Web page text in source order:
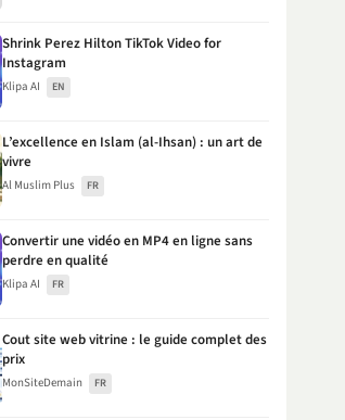
Shrink Perez Hilton TikTok Video for
Instagram
Klipa AI EN
L’excellence en Islam (al-Ihsan) : un art de
vivre
Al Muslim Plus FR
Convertir une vidéo en MP4 en ligne sans
perdre en qualité
Klipa AI FR
Cout site web vitrine : le guide complet des
prix
MonSiteDemain FR